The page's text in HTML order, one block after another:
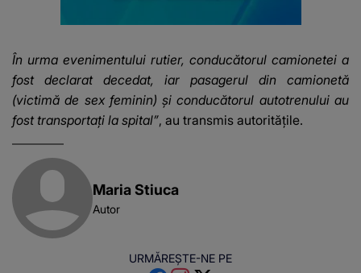
În urma evenimentului rutier, conducătorul camionetei a
fost declarat decedat, iar pasagerul din camionetă
(victimă de sex feminin) și conducătorul autotrenului au
fost transportați la spital”, au transmis autoritățile.
Maria Stiuca
Autor
URMĂREȘTE-NE PE